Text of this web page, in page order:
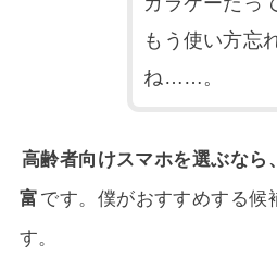
もう使い方忘
ね……。
高齢者向けスマホを選ぶなら
富 です。僕がおすすめする候
す。